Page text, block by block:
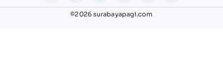
©2026 surabayapagi.com